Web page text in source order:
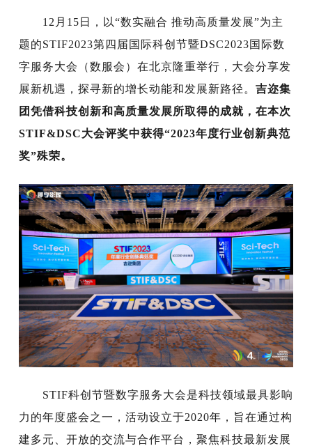
12月15日，以“数实融合 推动高质量发展”为主
题的STIF2023第四届国际科创节暨DSC2023国际数
字服务大会（数服会）在北京隆重举行，大会分享发
展新机遇，探寻新的增长动能和发展新路径。 吉迩集
团凭借科技创新和高质量发展所取得的成就，在本次
STIF&DSC大会评奖中获得“2023年度行业创新典范
奖”殊荣。
STIF科创节暨数字服务大会是科技领域最具影响
力的年度盛会之一，活动设立于2020年，旨在通过构
建多元、开放的交流与合作平台，聚焦科技最新发展